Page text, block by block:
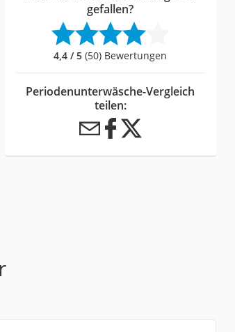
gefallen?
4,4 / 5 (50) Bewertungen
Periodenunterwäsche-Vergleich
teilen: